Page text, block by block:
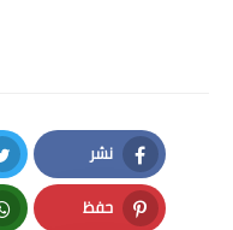
نشر
Facebook
حفظ